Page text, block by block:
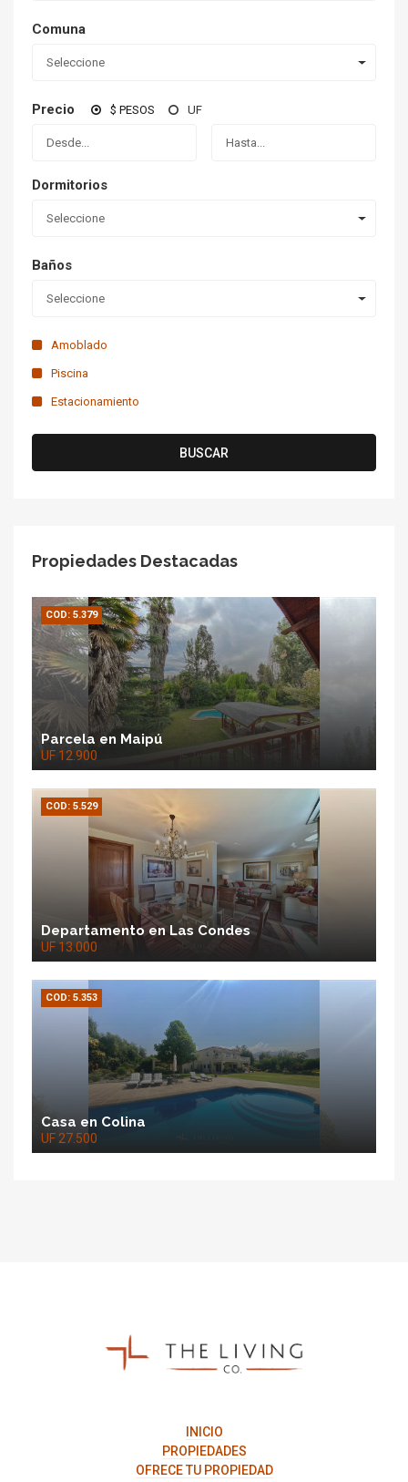
Comuna
Seleccione
Precio $ PESOS UF
Dormitorios
Seleccione
Baños
Seleccione
Amoblado
Piscina
Estacionamiento
BUSCAR
Propiedades Destacadas
COD: 5.379
Parcela en Maipú
UF 12.900
COD: 5.529
Departamento en Las Condes
UF 13.000
COD: 5.353
Casa en Colina
UF 27.500
INICIO
PROPIEDADES
OFRECE TU PROPIEDAD